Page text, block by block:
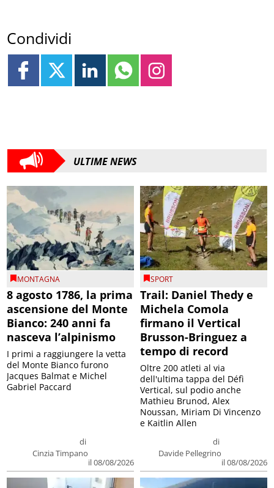
Condividi
ULTIME NEWS
MONTAGNA
8 agosto 1786, la prima
ascensione del Monte
Bianco: 240 anni fa
nasceva l’alpinismo
di
Cinzia Timpano
il 08/08/2026
I primi a raggiungere la vetta
del Monte Bianco furono
Jacques Balmat e Michel
Gabriel Paccard
SPORT
Trail: Daniel Thedy e
Michela Comola
firmano il Vertical
Brusson-Bringuez a
tempo di record
di
Davide Pellegrino
il 08/08/2026
Oltre 200 atleti al via
dell'ultima tappa del Défì
Vertical, sul podio anche
Mathieu Brunod, Alex
Noussan, Miriam Di Vincenzo
e Kaitlin Allen